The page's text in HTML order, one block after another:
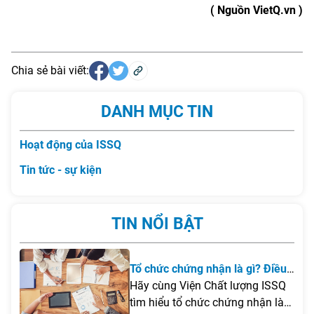
( Nguồn VietQ.vn )
Chia sẻ bài viết:
DANH MỤC TIN
Hoạt động của ISSQ
Tin tức - sự kiện
TIN NỔI BẬT
Tổ chức chứng nhận là gì? Điều
kiện để thành lập tổ chức chứng
nhận tại Việt Nam
Hãy cùng Viện Chất lượng ISSQ
tìm hiểu tổ chức chứng nhận là